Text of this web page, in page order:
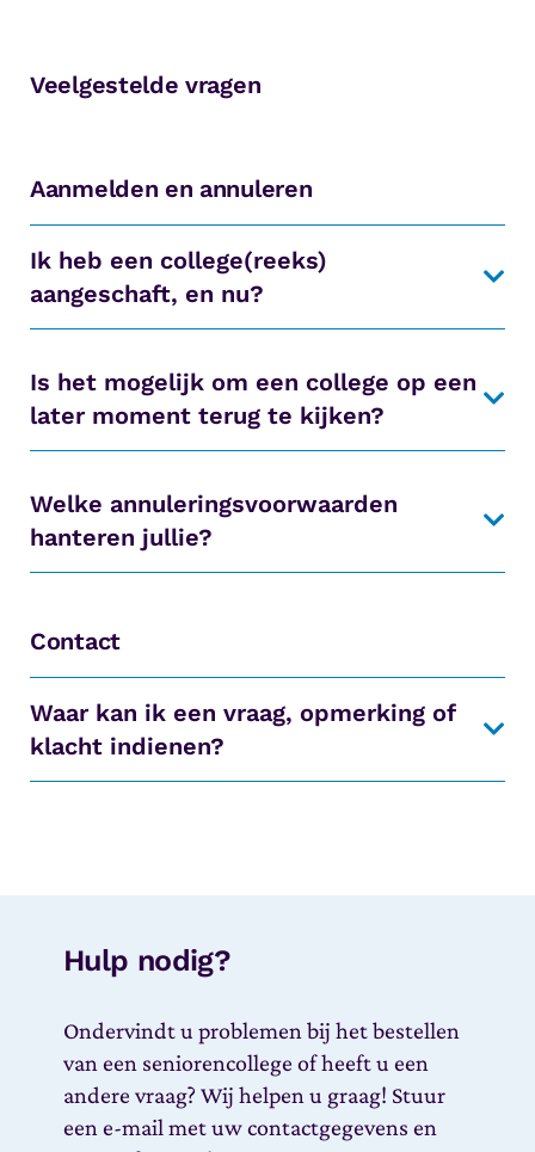
Veelgestelde vragen
Aanmelden en annuleren
Ik heb een college(reeks)
aangeschaft, en nu?
Is het mogelijk om een college op een
later moment terug te kijken?
Welke annuleringsvoorwaarden
hanteren jullie?
Contact
Waar kan ik een vraag, opmerking of
klacht indienen?
Hulp nodig?
Ondervindt u problemen bij het bestellen
van een seniorencollege of heeft u een
andere vraag? Wij helpen u graag! Stuur
een e-mail met uw contactgegevens en